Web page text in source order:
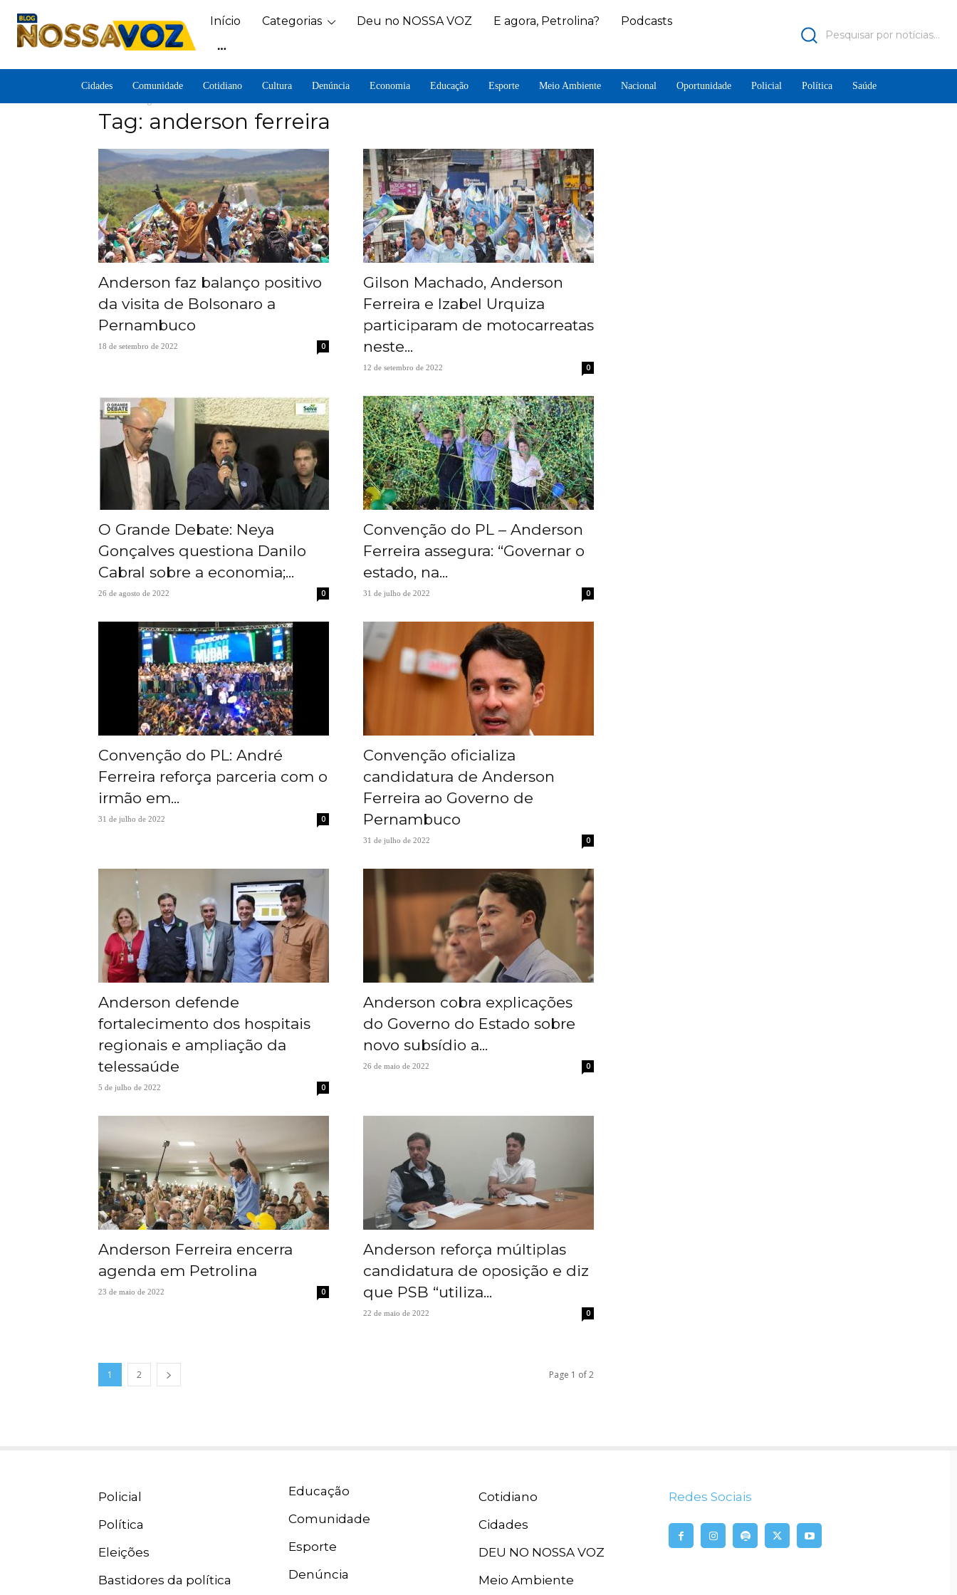
Início Categorias Deu no NOSSA VOZ E agora, Petrolina? Podcasts
Pesquisar por notícias...
Cidades Comunidade Cotidiano Cultura Denúncia Economia Educação Esporte Meio Ambiente Nacional Oportunidade Policial Política Saúde
Tag: anderson ferreira
Anderson faz balanço positivo
da visita de Bolsonaro a
Pernambuco
18 de setembro de 2022 0
Gilson Machado, Anderson
Ferreira e Izabel Urquiza
participaram de motocarreatas
neste...
12 de setembro de 2022 0
O Grande Debate: Neya
Gonçalves questiona Danilo
Cabral sobre a economia;...
26 de agosto de 2022 0
Convenção do PL – Anderson
Ferreira assegura: “Governar o
estado, na...
31 de julho de 2022 0
Convenção do PL: André
Ferreira reforça parceria com o
irmão em...
31 de julho de 2022 0
Convenção oficializa
candidatura de Anderson
Ferreira ao Governo de
Pernambuco
31 de julho de 2022 0
Anderson defende
fortalecimento dos hospitais
regionais e ampliação da
telessaúde
5 de julho de 2022 0
Anderson cobra explicações
do Governo do Estado sobre
novo subsídio a...
26 de maio de 2022 0
Anderson Ferreira encerra
agenda em Petrolina
23 de maio de 2022 0
Anderson reforça múltiplas
candidatura de oposição e diz
que PSB “utiliza...
22 de maio de 2022 0
1 2 Page 1 of 2
Policial
Política
Eleições
Bastidores da política
Educação
Comunidade
Esporte
Denúncia
Cotidiano
Cidades
DEU NO NOSSA VOZ
Meio Ambiente
Redes Sociais